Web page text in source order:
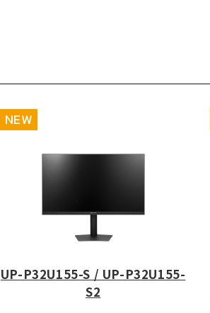
NEW
UP-P32U155-S / UP-P32U155-
S2